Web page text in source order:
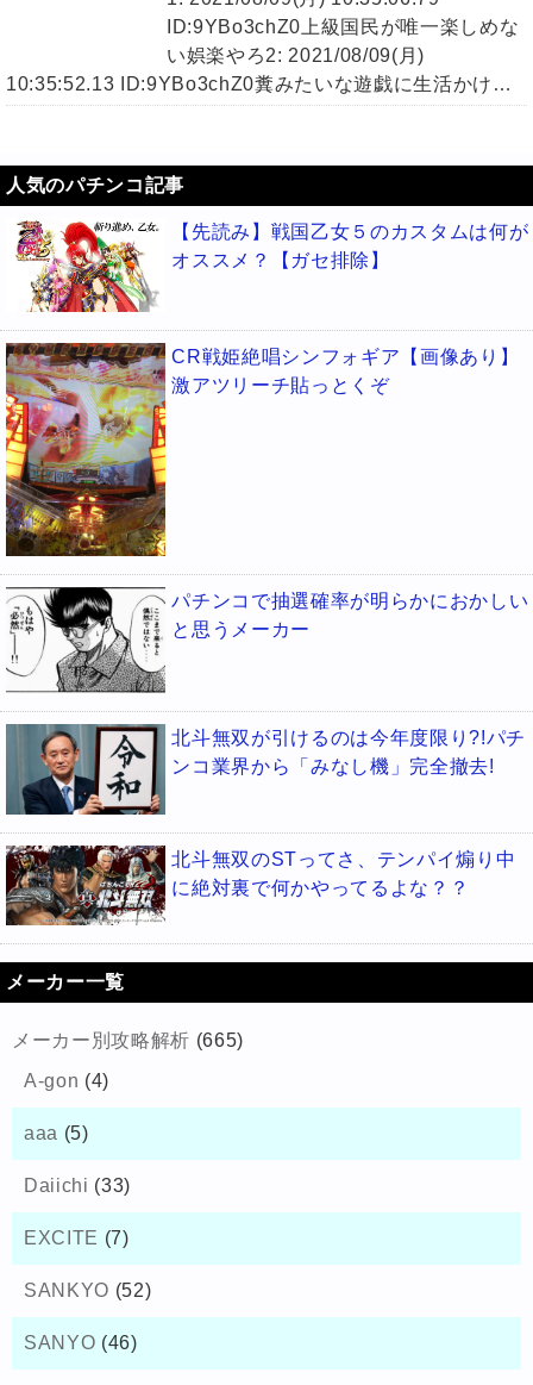
ID:9YBo3chZ0上級国民が唯一楽しめな
い娯楽やろ2: 2021/08/09(月)
10:35:52.13 ID:9YBo3chZ0糞みたいな遊戯に生活かけ…
人気のパチンコ記事
【先読み】戦国乙女５のカスタムは何が
オススメ？【ガセ排除】
CR戦姫絶唱シンフォギア【画像あり】
激アツリーチ貼っとくぞ
パチンコで抽選確率が明らかにおかしい
と思うメーカー
北斗無双が引けるのは今年度限り?!パチ
ンコ業界から「みなし機」完全撤去!
北斗無双のSTってさ、テンパイ煽り中
に絶対裏で何かやってるよな？？
メーカー一覧
メーカー別攻略解析 (665)
A-gon (4)
aaa (5)
Daiichi (33)
EXCITE (7)
SANKYO (52)
SANYO (46)